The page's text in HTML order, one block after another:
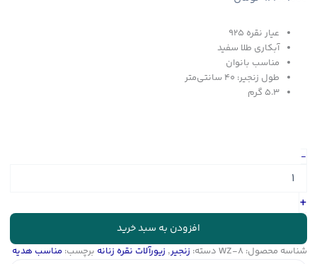
عیار نقره 925
آبکاری طلا سفید
مناسب بانوان
طول زنجیر: ۴۰ سانتی‌متر
5.3 گرم
-
نقره
ونیزی
زنانه
با
طلا
کد
+
افزودن به سبد خرید
شناسه محصول: WZ-8 دسته: زنجیر, زیورآلات نقره زنانه برچسب: مناسب هدیه